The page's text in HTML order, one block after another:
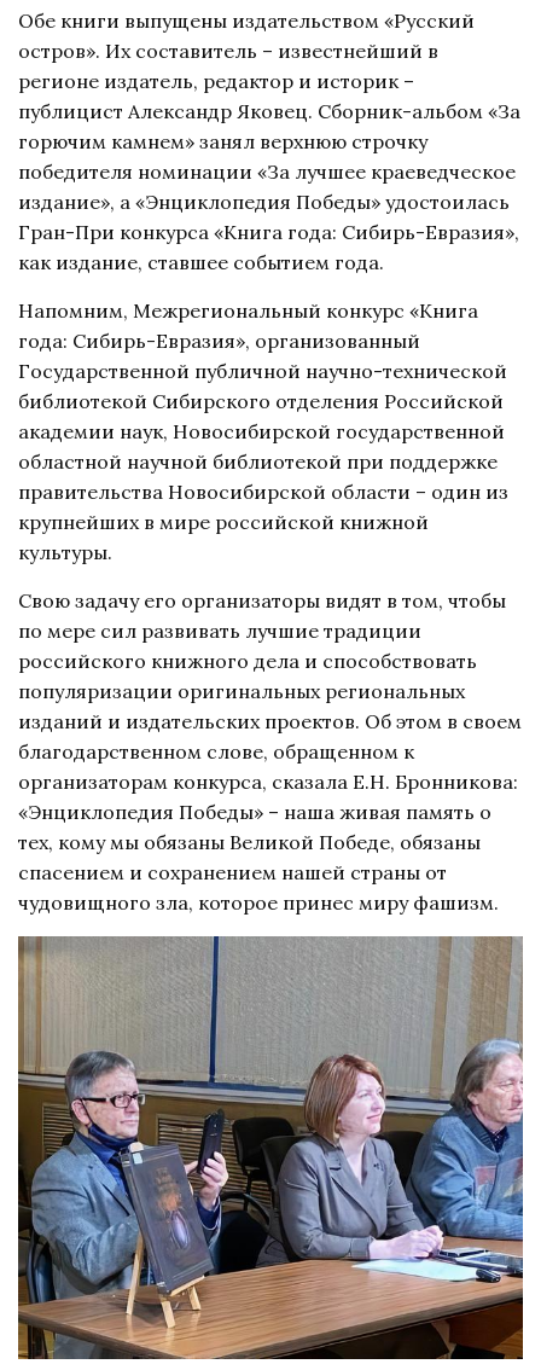
Обе книги выпущены издательством «Русский
остров». Их составитель – известнейший в
регионе издатель, редактор и историк –
публицист Александр Яковец. Сборник-альбом «За
горючим камнем» занял верхнюю строчку
победителя номинации «За лучшее краеведческое
издание», а «Энциклопедия Победы» удостоилась
Гран-При конкурса «Книга года: Сибирь-Евразия»,
как издание, ставшее событием года.
Напомним, Межрегиональный конкурс «Книга
года: Сибирь-Евразия», организованный
Государственной публичной научно-технической
библиотекой Сибирского отделения Российской
академии наук, Новосибирской государственной
областной научной библиотекой при поддержке
правительства Новосибирской области – один из
крупнейших в мире российской книжной
культуры.
Свою задачу его организаторы видят в том, чтобы
по мере сил развивать лучшие традиции
российского книжного дела и способствовать
популяризации оригинальных региональных
изданий и издательских проектов. Об этом в своем
благодарственном слове, обращенном к
организаторам конкурса, сказала Е.Н. Бронникова:
«Энциклопедия Победы» – наша живая память о
тех, кому мы обязаны Великой Победе, обязаны
спасением и сохранением нашей страны от
чудовищного зла, которое принес миру фашизм.